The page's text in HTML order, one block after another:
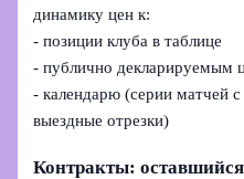
динамику цен к:
- позиции клуба в таблице
- публично декларируемым
- календарю (серии матчей
выездные отрезки)
Контракты: